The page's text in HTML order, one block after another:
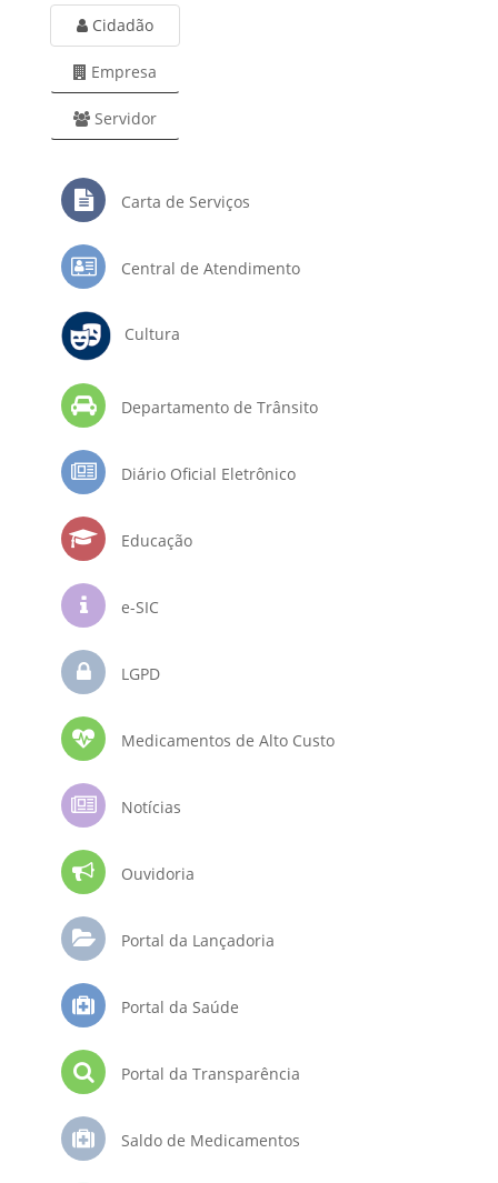
Cidadão
Empresa
Servidor
Carta de Serviços
Central de Atendimento
Cultura
Departamento de Trânsito
Diário Oficial Eletrônico
Educação
e-SIC
LGPD
Medicamentos de Alto Custo
Notícias
Ouvidoria
Portal da Lançadoria
Portal da Saúde
Portal da Transparência
Saldo de Medicamentos